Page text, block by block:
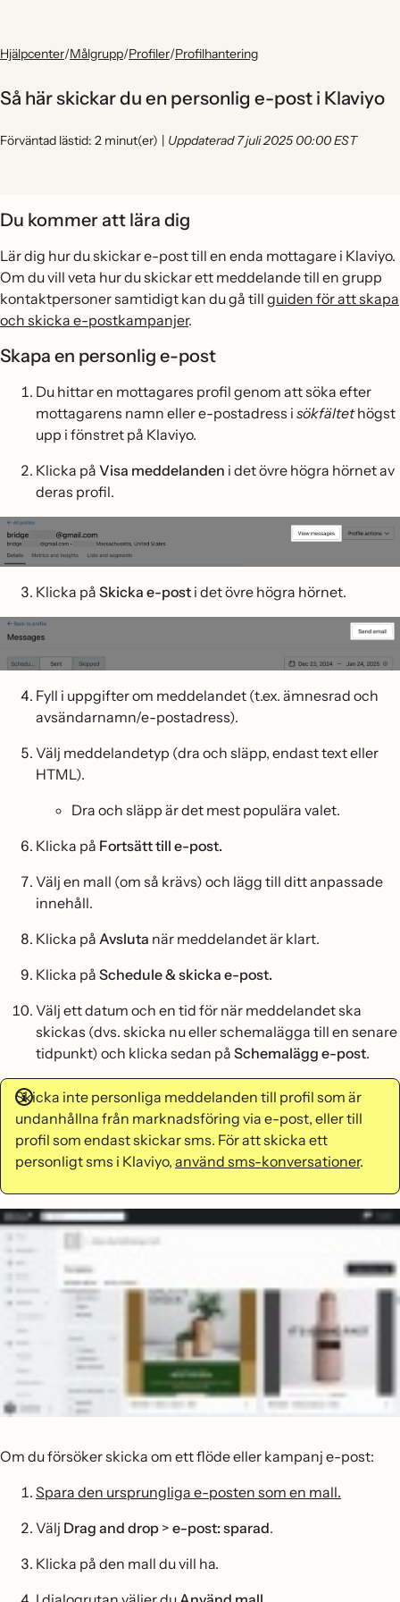
Hjälpcenter/Målgrupp/Profiler/Profilhantering
Så här skickar du en personlig e-post i Klaviyo
Förväntad lästid: 2 minut(er) | Uppdaterad 7 juli 2025 00:00 EST
Du kommer att lära dig
Lär dig hur du skickar e-post till en enda mottagare i Klaviyo.
Om du vill veta hur du skickar ett meddelande till en grupp
kontaktpersoner samtidigt kan du gå till guiden för att skapa
och skicka e-postkampanjer.
Skapa en personlig e-post
Du hittar en mottagares profil genom att söka efter
mottagarens namn eller e-postadress i sökfältethögst
upp i fönstret på Klaviyo.
Klicka på Visa meddelanden i det övre högra hörnet av
deras profil.
Klicka på Skicka e-post i det övre högra hörnet.
Fyll i uppgifter om meddelandet (t.ex. ämnesrad och
avsändarnamn/e-postadress).
Välj meddelandetyp (dra och släpp, endast text eller
HTML).
Dra och släpp är det mest populära valet.
Klicka på Fortsätt till e-post.
Välj en mall (om så krävs) och lägg till ditt anpassade
innehåll.
Klicka på Avsluta när meddelandet är klart.
Klicka på Schedule & skicka e-post.
Välj ett datum och en tid för när meddelandet ska
skickas (dvs. skicka nu eller schemalägga till en senare
tidpunkt) och klicka sedan på Schemalägg e-post.
Skicka inte personliga meddelanden till profil som är
undanhållna från marknadsföring via e-post, eller till
profil som endast skickar sms. För att skicka ett
personligt sms i Klaviyo, använd sms-konversationer.
Om du försöker skicka om ett flöde eller kampanj e-post:
Spara den ursprungliga e-posten som en mall.
Välj Drag and drop > e-post: sparad.
Klicka på den mall du vill ha.